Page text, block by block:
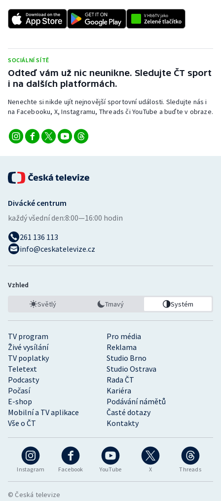
Short track
Triatlon
Veslování
Vodní slalom
Ostatní
SOCIÁLNÍ SÍTĚ
Odteď vám už nic neunikne. Sledujte ČT sport
i na dalších platformách.
Nenechte si nikde ujít nejnovější sportovní události. Sledujte nás i
na Facebooku, X, Instagramu, Threads či YouTube a buďte v obraze.
Instagram Facebook YouTube X Threads
TV program
Pro média
Živé vysílání
Reklama
TV poplatky
Studio Brno
Teletext
Studio Ostrava
Podcasty
Rada ČT
Počasí
Kariéra
E-shop
Podávání námětů
Mobilní a TV aplikace
Časté dotazy
Vše o ČT
Kontakty
Divácké centrum
každý všední den:8:00—16:00 hodin
261 136 113
info@ceskatelevize.cz
Vzhled
Světlý Tmavý Systém
© Česká televize